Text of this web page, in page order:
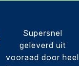
Supersnel
geleverd uit
vooraad door heel